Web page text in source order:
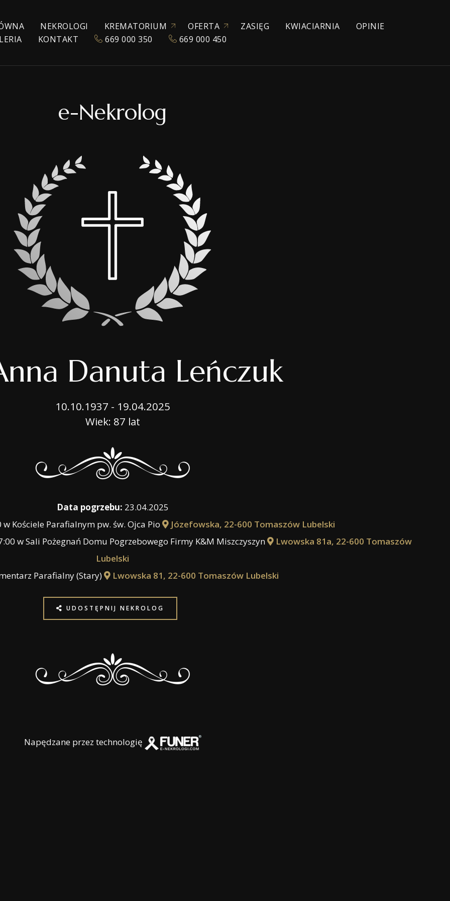
NEKROLOGI KREMATORIUM
KATALOG URN
OFERTA
POGRZEBY WYZNANIOWE
AKCESORIA POGRZEBOWE
SALE POŻEGNAŃ
WŁASNE CHŁODNIE
OPRAWA MUZYCZNA
E-NEKROLOGI
OPIEKA NAD GROBAMI
BIURO MOBILNE
USŁUGI CMENTARNE
PORADNIK
ZASIĘG KWIACIARNIA
OPINIE
KONTAKT 669 000 350 669 000 450
e-Nekrolog
Danuta Leńczuk
10.10.1937 - 19.04.2025
Wiek: 87 lat
Data pogrzebu: 23.04.2025
Kościele Parafialnym pw. św. Ojca Pio
Józefowska, 22-600 Tomaszów Lubelski
w Sali Pożegnań Domu Pogrzebowego Firmy K&M Miszczyszyn
Lwowska 81a, 22-600 Tomaszów
Lubelski
Parafialny (Stary)
Lwowska 81, 22-600 Tomaszów Lubelski
UDOSTĘPNIJ NEKROLOG
Napędzane przez technologię